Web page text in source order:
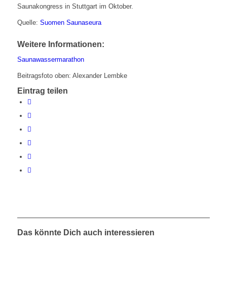
Saunakongress in Stuttgart im Oktober.
Quelle: Suomen Saunaseura
Weitere Informationen:
Saunawassermarathon
Beitragsfoto oben: Alexander Lembke
Eintrag teilen
Das könnte Dich auch interessieren